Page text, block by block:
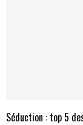
Séduction : top 5